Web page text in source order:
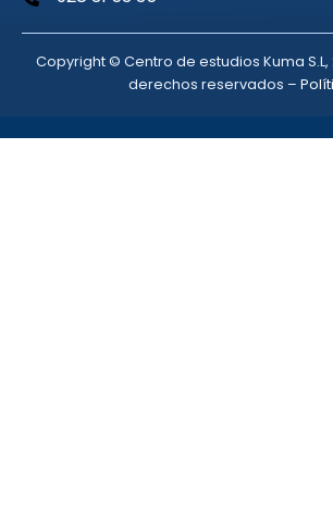
Copyright © Centro de estudios Kuma S.L,
derechos reservados –